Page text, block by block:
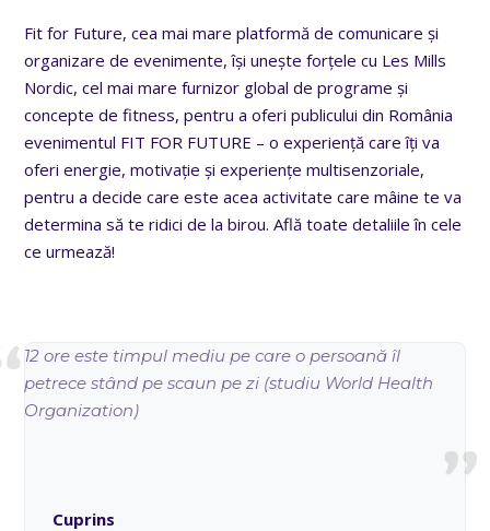
Fit for Future, cea mai mare platformă de comunicare și
organizare de evenimente, își unește forțele cu Les Mills
Nordic, cel mai mare furnizor global de programe și
concepte de fitness, pentru a oferi publicului din România
evenimentul FIT FOR FUTURE – o experiență care îți va
oferi energie, motivație și experiențe multisenzoriale,
pentru a decide care este acea activitate care mâine te va
determina să te ridici de la birou. Află toate detaliile în cele
ce urmează!
12 ore este timpul mediu pe care o persoană îl
petrece stând pe scaun pe zi (studiu World Health
Organization)
Cuprins